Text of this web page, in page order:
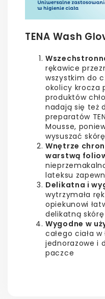
TENA Wash
rękawice
wszystkim do
okolicy krocza
produktów
nadają się też
preparatów
Mousse,
wysuszać skórę
Wnętrze
warstwą
lateksu
Delikatna i
wytrzymała
opiekunowi
delikatną skórę
Wygodne w
całego ciała
jednorazowe i
paczce